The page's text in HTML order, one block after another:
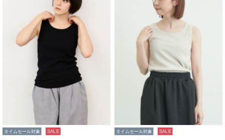
タイムセール対象 SALE タイムセール対象 SALE